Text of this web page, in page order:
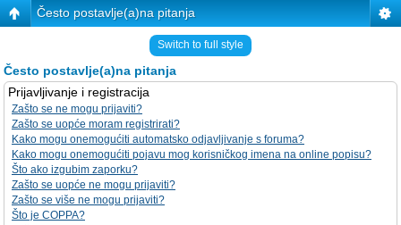
Često postavlje(a)na pitanja
Switch to full style
Često postavlje(a)na pitanja
Prijavljivanje i registracija
Zašto se ne mogu prijaviti?
Zašto se uopće moram registrirati?
Kako mogu onemogućiti automatsko odjavljivanje s foruma?
Kako mogu onemogućiti pojavu mog korisničkog imena na online popisu?
Što ako izgubim zaporku?
Zašto se uopće ne mogu prijaviti?
Zašto se više ne mogu prijaviti?
Što je COPPA?